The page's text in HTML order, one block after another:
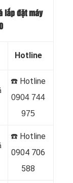
lắp đặt máy
Hotline
☎️ Hotline
0904 744
975
☎️ Hotline
0904 706
588